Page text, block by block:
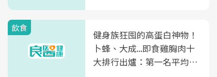
飲食
健身族狂囤的高蛋白神物！
卜蜂、大成...即食雞胸肉十
大排行出爐：第一名平均一